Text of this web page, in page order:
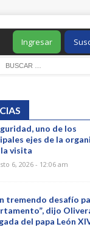
Ingresar
uno de los
ejes de la
visita
6, 2026 - 12:06 am
tremendo desafío
dijo
del papa León